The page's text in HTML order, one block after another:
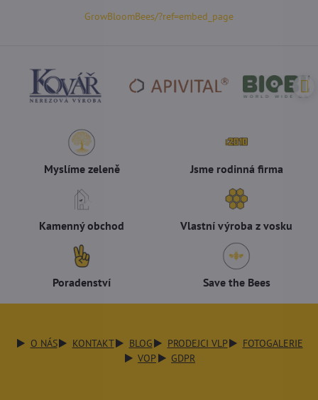
GrowBloomBees/?ref=embed_page
Myslíme zeleně Jsme rodinná firma
Kamenný obchod Vlastní výroba z vosku
Poradenství Save the Bees
O NÁS KONTAKT BLOG PRODEJCI VLP
FOTOGALERIE
VOP
GDPR